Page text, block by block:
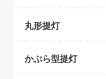
丸形提灯
かぶら型提灯